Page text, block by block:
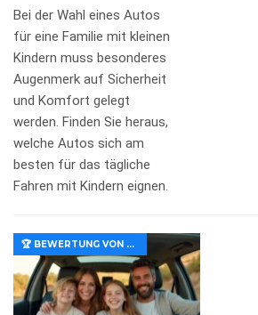
Bei der Wahl eines Autos
für eine Familie mit kleinen
Kindern muss besonderes
Augenmerk auf Sicherheit
und Komfort gelegt
werden. Finden Sie heraus,
welche Autos sich am
besten für das tägliche
Fahren mit Kindern eignen.
🏆 BEWERTUNG VON MERKMALEN UND WERT